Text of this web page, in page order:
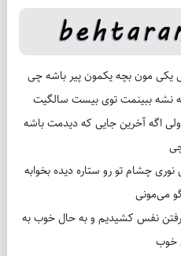
یکی مون بچه یکمون پیر باشه چی
نشه ببینمت توی بیست سالگیت
اگه آخرین جایی که دیدمت باشه
چشام تو رو ستاره دیده بخوابه
می‌مونی
رفتن نفس کشیدیم و به حال خوب به
خوب